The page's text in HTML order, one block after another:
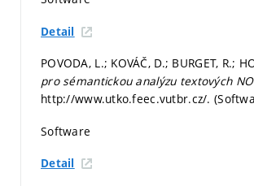
Detail
POVODA, L.; KOVÁČ, D.; BURGET, R.;
pro sémantickou analýzu textových
http://www.utko.feec.vutbr.cz/.
Software
Detail